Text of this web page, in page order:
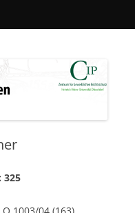
325
1003/04 (163)